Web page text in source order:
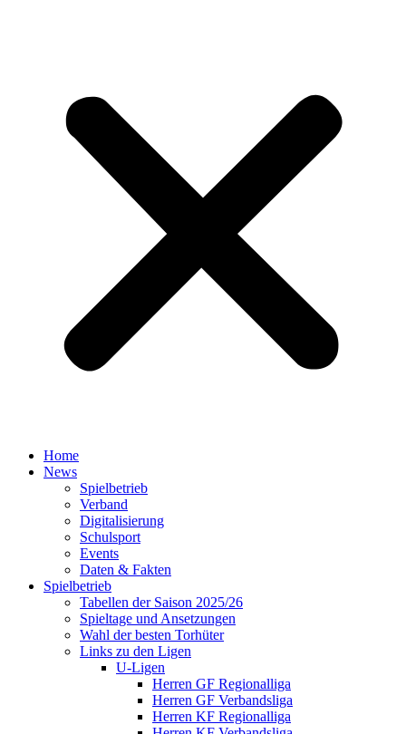
Home
News
Spielbetrieb
Verband
Digitalisierung
Schulsport
Events
Daten & Fakten
Spielbetrieb
Tabellen der Saison 2025/26
Spieltage und Ansetzungen
Wahl der besten Torhüter
Links zu den Ligen
U-Ligen
Herren GF Regionalliga
Herren GF Verbandsliga
Herren KF Regionalliga